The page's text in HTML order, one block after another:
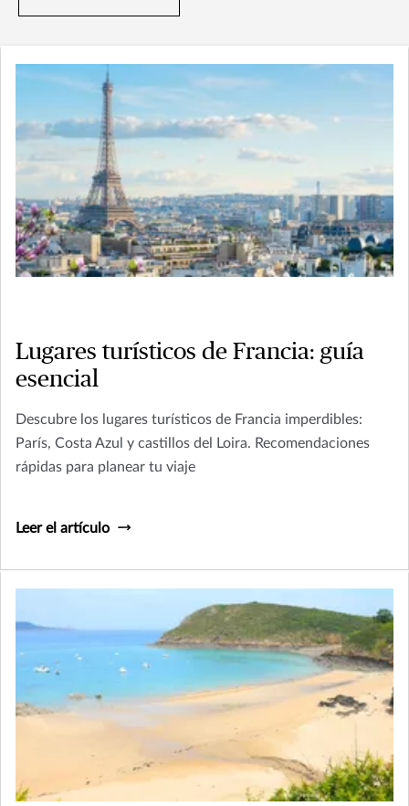
Lugares turísticos de Francia: guía
esencial
Descubre los lugares turísticos de Francia imperdibles:
París, Costa Azul y castillos del Loira. Recomendaciones
rápidas para planear tu viaje
Leer el artículo